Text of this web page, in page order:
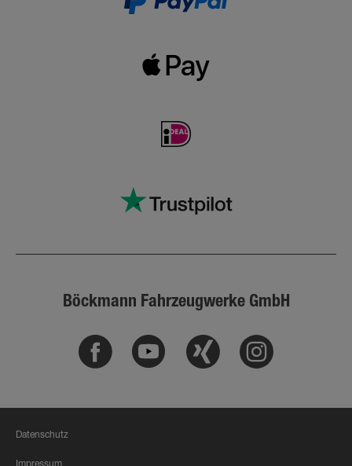
Böckmann Fahrzeugwerke GmbH
Facebook Youtube Xing Instagram
Datenschutz